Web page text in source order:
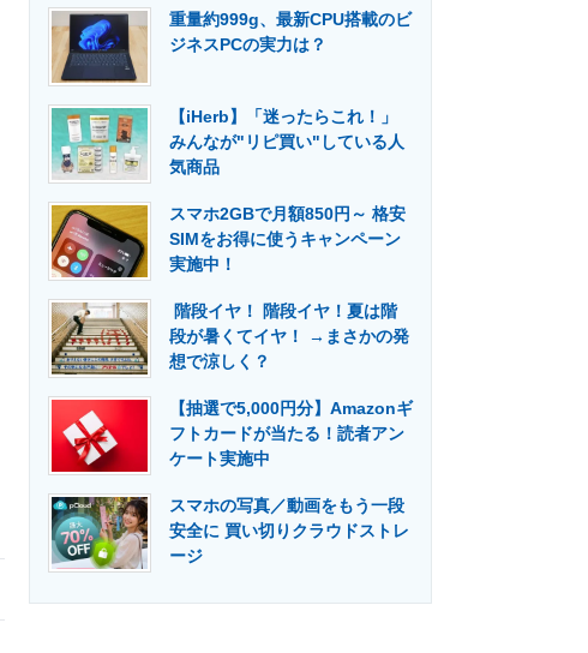
ダーのコミュニティ マーケ×ITの今がよく分かる
IT導入・活用を支援
ギーの専門メディア 建設×テクノロジーの最前線
重量約999g、最新CPU搭載のビ
ジネスPCの実力は？
【iHerb】「迷ったらこれ！」
みんなが"リピ買い"している人
気商品
スマホ2GBで月額850円～ 格安
SIMをお得に使うキャンペーン
実施中！
階段イヤ！ 階段イヤ！夏は階
段が暑くてイヤ！ →まさかの発
想で涼しく？
【抽選で5,000円分】Amazonギ
フトカードが当たる！読者アン
ケート実施中
スマホの写真／動画をもう一段
安全に 買い切りクラウドストレ
ージ